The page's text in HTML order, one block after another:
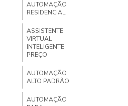
AUTOMAÇÃO
RESIDENCIAL
ASSISTENTE
VIRTUAL
INTELIGENTE
PREÇO
AUTOMAÇÃO
ALTO PADRÃO
AUTOMAÇÃO